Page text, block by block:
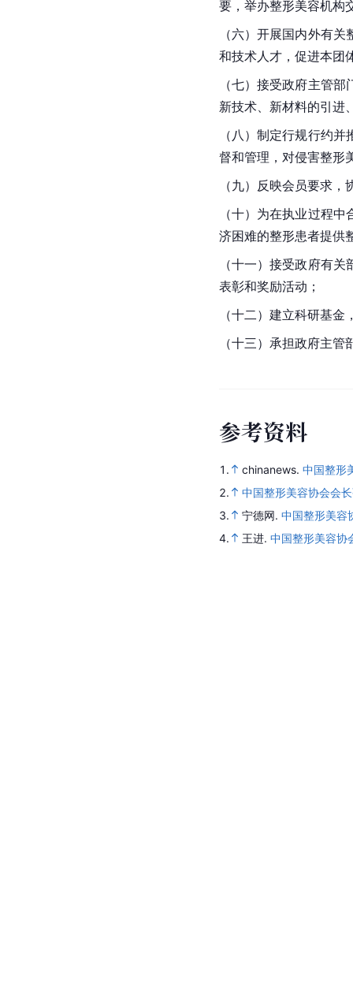
要，举办整形美容机构
（六）开展国内外有
和技术人才，促进本团
（七）接受政府主管
新技术、新材料的引进
（八）制定行规行约
督和管理，对侵害整形
（九）反映会员要求
（十）为在执业过程
济困难的整形患者提供
（十一）接受政府有关
表彰和奖励活动；
（十二）建立科研基
（十三）承担政府主
参考资料
1. chinanews. 中国整形
2.
中国整形美容协会会
3.
宁德网. 中国整形美容
4.
王进. 中国整形美容协